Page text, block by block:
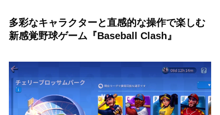
多彩なキャラクターと直感的な操作で楽しむ
新感覚野球ゲーム『Baseball Clash』